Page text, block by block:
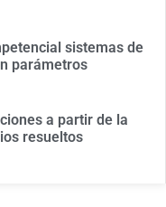
sistemas de
parámetros
a partir de la
resueltos